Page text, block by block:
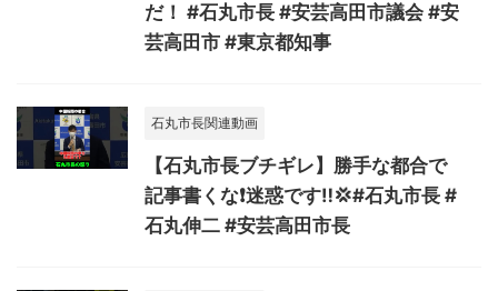
だ！ #石丸市長 #安芸高田市議会 #安
芸高田市 #東京都知事
石丸市長関連動画
【石丸市長ブチギレ】勝手な都合で
記事書くな❗️迷惑です‼️💢#石丸市長 #
石丸伸二 #安芸高田市長